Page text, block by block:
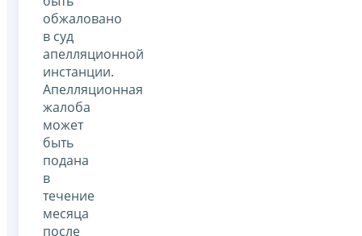
обжаловано
в суд
апелляционной
инстанции.
Апелляционная
жалоба
может
быть
подана
в
течение
месяца
после